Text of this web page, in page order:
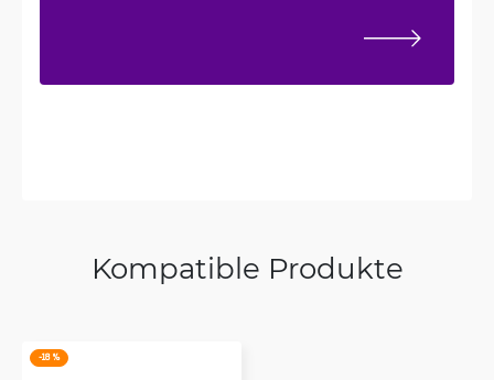
Kompatible Produkte
-18 %